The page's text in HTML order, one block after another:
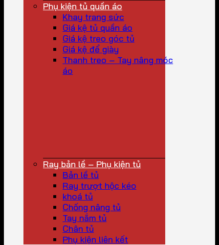
Phụ kiện tủ quần áo
Khay trang sức
Giá kệ tủ quần áo
Giá kệ treo góc tủ
Giá kệ để giày
Thanh treo – Tay nâng móc
áo
Ray bản lề – Phụ kiện tủ
Bản lề tủ
Ray trượt hộc kéo
khoá tủ
Chống nâng tủ
Tay nắm tủ
Chân tủ
Phụ kiện liên kết